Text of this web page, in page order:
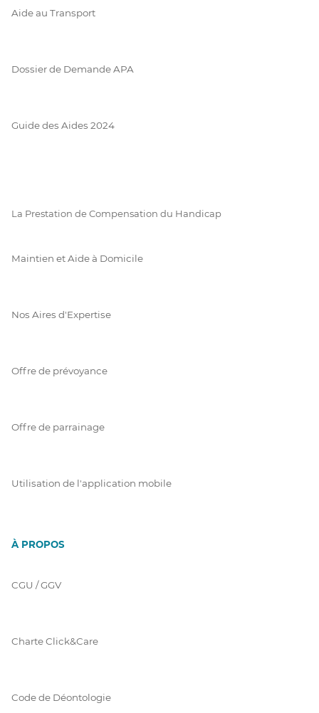
Aide au Transport
Dossier de Demande APA
Guide des Aides 2024
La Prestation de Compensation du Handicap
Maintien et Aide à Domicile
Nos Aires d'Expertise
Offre de prévoyance
Offre de parrainage
Utilisation de l'application mobile
À PROPOS
CGU / GGV
Charte Click&Care
Code de Déontologie